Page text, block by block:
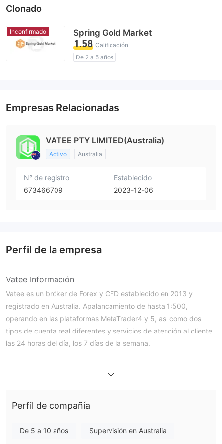
Clonado
Inconfirmado Spring Gold Market
1.58 Calificación
De 2 a 5 años
Empresas Relacionadas
VATEE PTY LIMITED(Australia)
Activo Australia
N° de registro
673466709
Establecido
2023-12-06
Perfil de la empresa
Vatee Información
Vatee es un bróker de Forex y CFD establecido en 2013 y
registrado en Australia. Apalancamiento de hasta 1:500,
operando en las plataformas MetaTrader4 y 5, así como dos
tipos de cuenta real diferentes y servicios de atención al cliente
las 24 horas del día, los 7 días de la semana.
Vatee actualmente posee tres licencias regulatorias bajo la
Dos de estas licencias son emitidas por la Comisión de Valores e
un regulador financiero más estricto y más establecido. Una es
Perfil de compañía
De 5 a 10 años Supervisión en Australia